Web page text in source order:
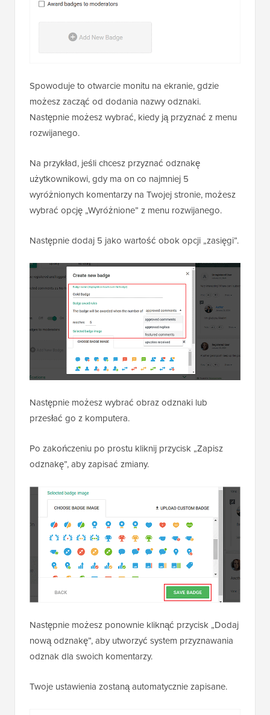
Spowoduje to otwarcie monitu na ekranie, gdzie
możesz zacząć od dodania nazwy odznaki.
Następnie możesz wybrać, kiedy ją przyznać z menu
rozwijanego.
Na przykład, jeśli chcesz przyznać odznakę
użytkownikowi, gdy ma on co najmniej 5
wyróżnionych komentarzy na Twojej stronie, możesz
wybrać opcję „Wyróżnione” z menu rozwijanego.
Następnie dodaj 5 jako wartość obok opcji „zasięgi”.
Następnie możesz wybrać obraz odznaki lub
przesłać go z komputera.
Po zakończeniu po prostu kliknij przycisk „Zapisz
odznakę”, aby zapisać zmiany.
Następnie możesz ponownie kliknąć przycisk „Dodaj
nową odznakę”, aby utworzyć system przyznawania
odznak dla swoich komentarzy.
Twoje ustawienia zostaną automatycznie zapisane.